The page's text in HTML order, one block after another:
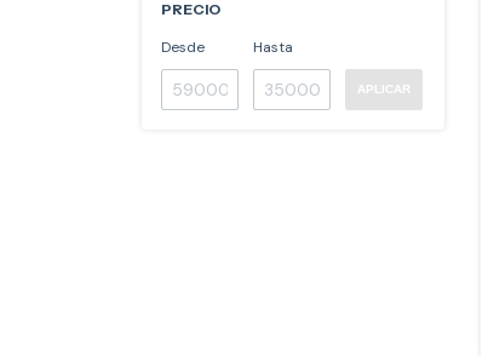
PRECIO
Desde Hasta
APLICAR